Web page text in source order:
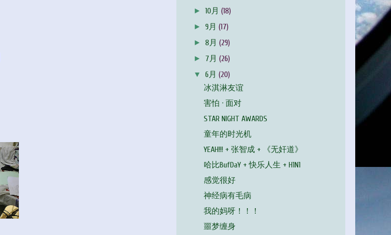
►10月(18)
►9月(17)
►8月(29)
► 7月(26)
▼6月(20)
冰淇淋友谊
害怕 · 面对
STAR NIGHT AWARDS
童年的时光机
YEAH!!! + 张智成 + 《无奸道》
哈比BufDaY + 快乐人生 + H1N1
感觉很好
神经病有毛病
我的妈呀！！！
噩梦缠身